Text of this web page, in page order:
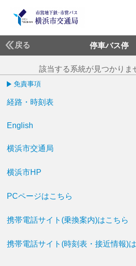
戻る 停車バス停
該当する系統が見つかりま
免責事項
経路・時刻表
English
横浜市交通局
横浜市HP
PCページはこちら
携帯電話サイト(乗換案内)はこちら
携帯電話サイト(時刻表・接近情報)